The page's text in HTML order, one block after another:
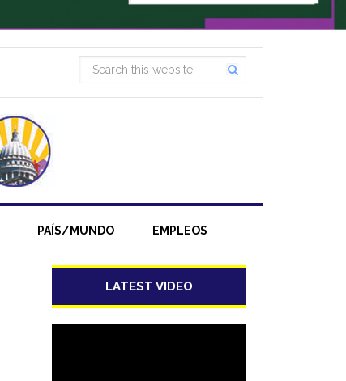
PAÍS/MUNDO EMPLEOS
LATEST VIDEO